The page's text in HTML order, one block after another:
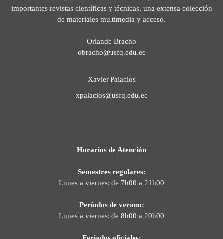
importantes revistas científicas y técnicas, una extensa colección
de materiales multimedia y acceso.
Orlando Bracho
obracho@usfq.edu.ec
Xavier Palacios
xpalacios@usfq.edu.ec
Horarios de Atención
Semestres regulares:
Lunes a viernes: de 7h00 a 21h00
Períodos de verano:
Lunes a viernes: de 8h00 a 20h00
Feriados oficiales: